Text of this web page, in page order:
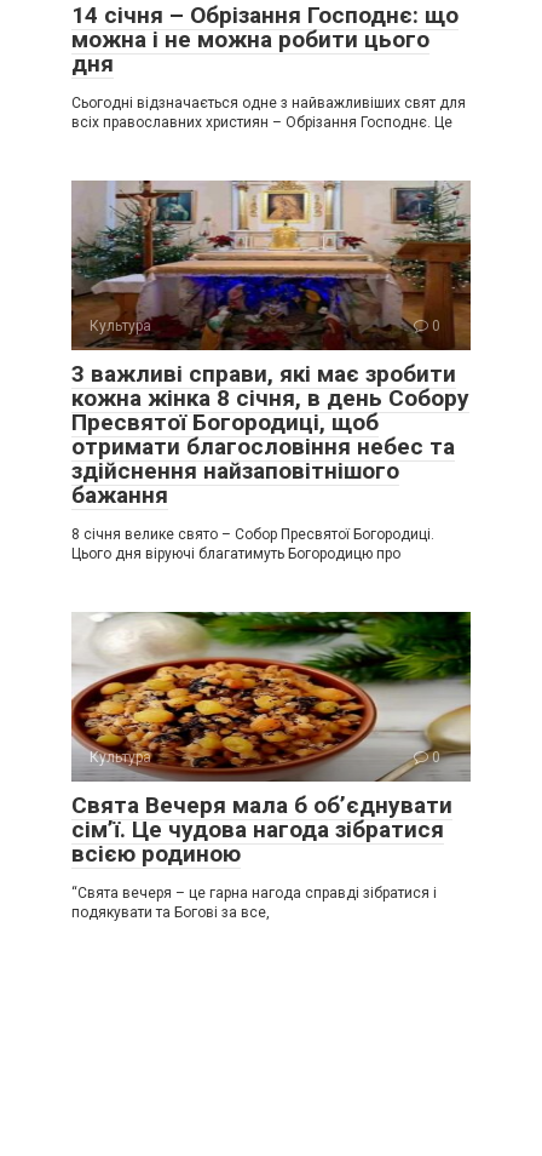
14 січня – Обрізання Господнє: що
можна і не можна робити цього
дня
Сьогодні відзначається одне з найважливіших свят для
всіх православних християн – Обрізання Господнє. Це
Культура 0
3 важливі справи, які має зробити
кожна жінка 8 січня, в день Собору
Пресвятої Богородиці, щоб
отримати благословіння небес та
здійснення найзаповітнішого
бажання
8 січня велике свято – Собор Пресвятої Богородиці.
Цього дня віруючі благатимуть Богородицю про
Культура 0
Свята Вечеря мала б об’єднувати
сім’ї. Це чудова нагода зібратися
всією родиною
“Свята вечеря – це гарна нагода справді зібратися і
подякувати та Богові за все,